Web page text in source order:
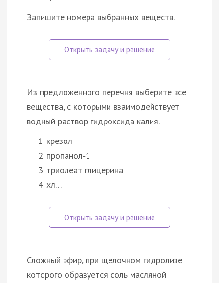
Запишите номера выбранных веществ.
Из предложенного перечня выберите все
вещества, с которыми взаимодействует
водный раствор гидроксида калия.
крезол
пропанол‑1
триолеат глицерина
хл…
Сложный эфир, при щелочном гидролизе
которого образуется соль масляной